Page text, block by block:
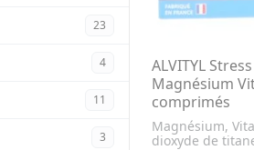
23
4
11
3
ALVITYL
Magnésium
comprimés
Magnésium,
dioxyde de